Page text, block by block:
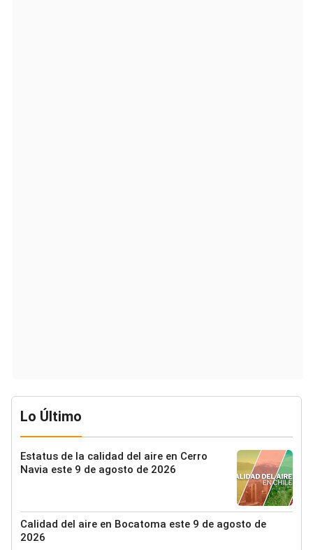
Lo Último
Estatus de la calidad del aire en Cerro
Navia este 9 de agosto de 2026
Calidad del aire en Bocatoma este 9 de agosto de
2026